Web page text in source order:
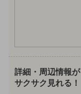
詳細・周辺情報が
サクサク見れる！